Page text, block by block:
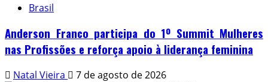
Brasil
Anderson Franco participa do 1º Summit Mulheres
nas Profissões e reforça apoio à liderança feminina
Natal Vieira 7 de agosto de 2026